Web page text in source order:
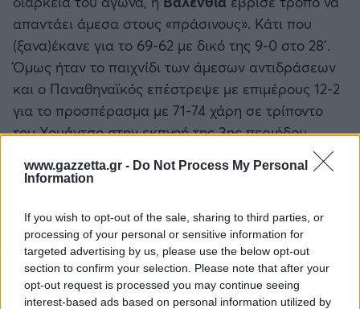
www.gazzetta.gr - Do Not Process My Personal
Information
If you wish to opt-out of the sale, sharing to third parties, or
processing of your personal or sensitive information for
targeted advertising by us, please use the below opt-out
section to confirm your selection. Please note that after your
opt-out request is processed you may continue seeing
interest-based ads based on personal information utilized by
απαντάει άμεσα στους «πράσινους». Κάτι που
(ξανα)έκανε για το 69-62 με δικό της 9-0 στο 28’.
Όμως ήταν το παιχνίδι των άμεσων αντιδράσεων
και ο Παναθηναϊκός επέστρεψε με επιμέρους 12-2
για το προσπέρασμα με 71-74 χάρη σε τρίποντο
του Χουάντσο στην εκπνοή της 3ης περιόδου.
Το πράσινο επιμέρους αυξήθηκε στο 18-2 με την
32'! Και πάλι. ΗΒαλένθιαδεν τα παράτησε και
έβρισκε λύσεις και μάλιστα με άμεσες εκτελέσεις,
ψαλιδίζοντας την διαφορά. ΟΚέντρικ Νανείχε
πάρει την σκυτάλη στο σκοράρισμα και κρατούσε
το πράσινο προβάδισμα (86-92 στο 36'). Ένα